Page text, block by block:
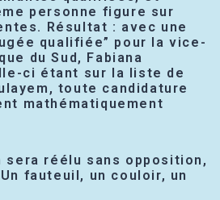
personne figure sur
Résultat : avec une
qualifiée” pour la vice-
du Sud, Fabiana
ci étant sur la liste de
toute candidature
mathématiquement
sera réélu sans opposition,
fauteuil, un couloir, un